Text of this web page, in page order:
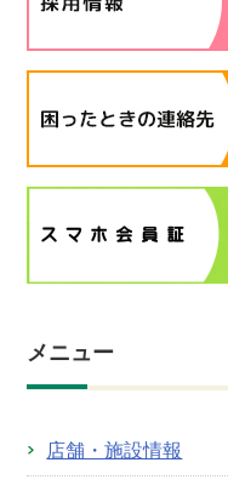
メニュー
店舗・施設情報